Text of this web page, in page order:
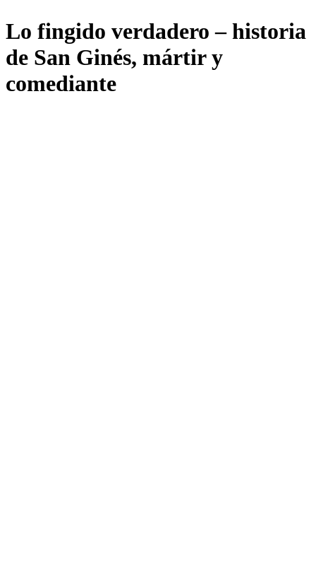
Lo fingido verdadero – historia
de San Ginés, mártir y
comediante